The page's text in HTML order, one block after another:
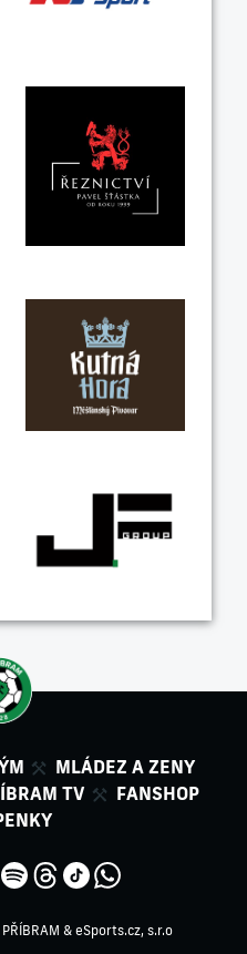
MLÁDEZ A ZENY
TV
FANSHOP
& eSports.cz, s.r.o